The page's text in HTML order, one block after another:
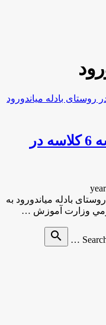
آیین کلنگ‌زنی احداث مدرسه 6 کلاسه در
مدرسه 6 کلاسه در روستای بادله میاندورود به
وزارت آموزش …
search